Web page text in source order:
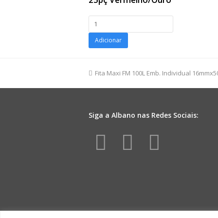
Saco
Poli
Eterno
Amor
25pç
Adicionar
previous
Fita Maxi FM 100L Emb. Individual
Siga a Albano nas Redes Sociais:
Facebook